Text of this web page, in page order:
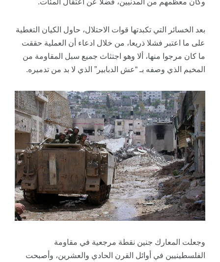
وكان معظمهم من المدنيين، فضلاً عن اعتقال المئات.
بعد الخسائر التي تكبدتها قوات الاحتلال، حاول الكيان التغطية
على ما اعتبر فشلا ذريعا، من خلال ادعاء أن العملية حققت
ما كان مرجوا منها، ألا وهو اجتثاث جميع سبل المقاومة من
المخيم الذي وصفه بـ “عش الدبابير” الذي لا بد من تدميره.
وجعلت المعارك جنين نقطة مرجعية في مقاومة
الفلسطينيين في أوائل القرن الحادي والعشرين، وأصبحت